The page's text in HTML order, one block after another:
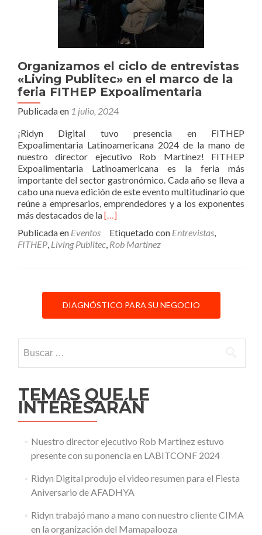
Organizamos el ciclo de entrevistas
«Living Publitec» en el marco de la
feria FITHEP Expoalimentaria
Publicada en 1 julio, 2024
¡Ridyn Digital tuvo presencia en FITHEP
Expoalimentaria Latinoamericana 2024 de la mano de
nuestro director ejecutivo Rob Martínez! FITHEP
Expoalimentaria Latinoamericana es la feria más
importante del sector gastronómico. Cada año se lleva a
cabo una nueva edición de este evento multitudinario que
reúne a empresarios, emprendedores y a los exponentes
más destacados de laLeer
el
ciclo
en
el
de
feria
Expoalimentaria
[…]
Publicada en Eventos Etiquetado con Entrevistas,
FITHEP, Living Publitec, Rob Martinez
DIAGNÓSTICO PARA SU NEGOCIO
TEMAS QUE LE
INTERESARÁN
Nuestro director ejecutivo Rob Martinez estuvo
presente con su ponencia en LABITCONF 2024
Ridyn Digital produjo el video resumen para el Fiesta
Aniversario de AFADHYA
Ridyn trabajó mano a mano con nuestro cliente CIMA
en la organización del Mamapalooza